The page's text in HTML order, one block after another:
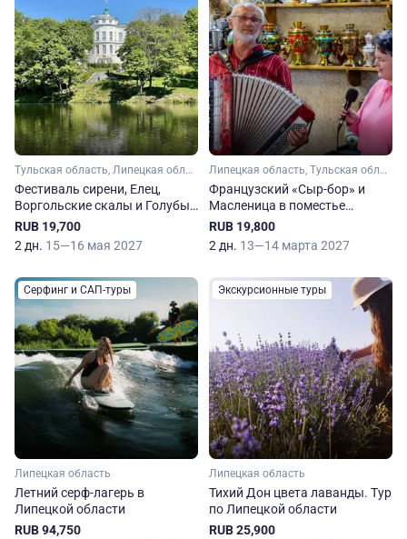
Тульская область, Липецкая область
Фестиваль сирени, Елец,
Воргольские скалы и Голубые
озера
RUB 19,700
2 дн. 15—16 мая 2027
Липецкая область, Тульская область
Французский «Cыр-бор» и
Масленица в поместье
липецких виноделов
RUB 19,800
2 дн. 13—14 марта 2027
Серфинг и САП-туры
Липецкая область
Летний серф-лагерь в
Липецкой области
RUB 94,750
Экскурсионные туры
Липецкая область
Тихий Дон цвета лаванды. Тур
по Липецкой области
RUB 25,900